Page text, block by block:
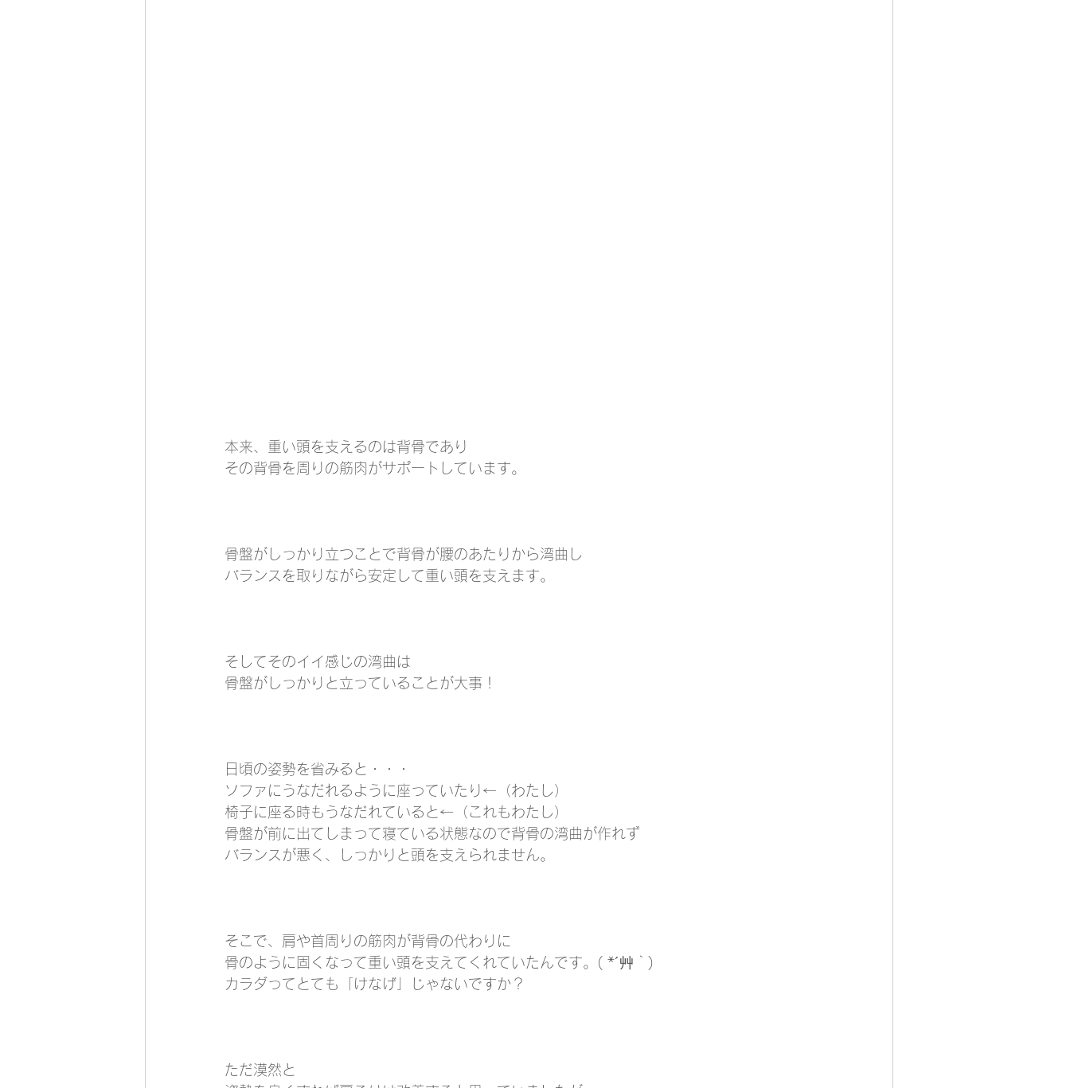
本来、重い頭を支えるのは背骨であり
その背骨を周りの筋肉がサポートしています。
骨盤がしっかり立つことで背骨が腰のあたりから湾曲し
バランスを取りながら安定して重い頭を支えます。
そしてそのイイ感じの湾曲は
骨盤がしっかりと立っていることが大事！
日頃の姿勢を省みると・・・
ソファにうなだれるように座っていたり←（わたし）
椅子に座る時もうなだれていると←（これもわたし）
骨盤が前に出てしまって寝ている状態なので背骨の湾曲が作れず
バランスが悪く、しっかりと頭を支えられません。
そこで、肩や首周りの筋肉が背骨の代わりに
骨のように固くなって重い頭を支えてくれていたんです。( *´艸｀)
カラダってとても「けなげ」じゃないですか？
ただ漠然と